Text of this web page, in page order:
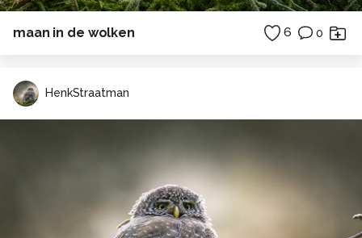
maan in de wolken 6 0
HenkStraatman